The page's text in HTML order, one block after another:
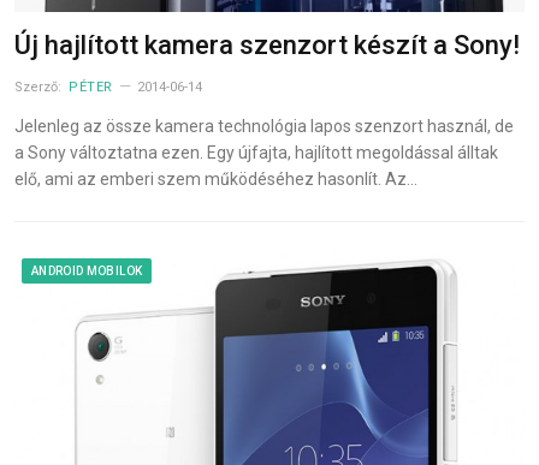
Új hajlított kamera szenzort készít a Sony!
Szerző: PÉTER 2014-06-14
Jelenleg az össze kamera technológia lapos szenzort használ, de
a Sony változtatna ezen. Egy újfajta, hajlított megoldással álltak
elő, ami az emberi szem működéséhez hasonlít. Az…
ANDROID MOBILOK